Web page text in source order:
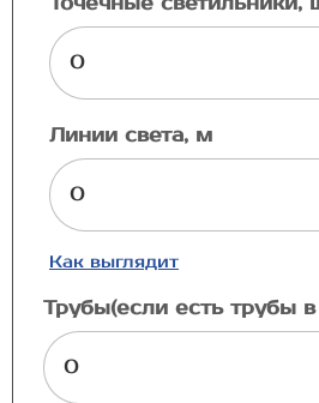
Линии света, м
Как выглядит
Трубы(если есть трубы